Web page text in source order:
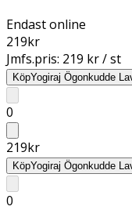
Endast online
219kr
Jmfs.pris: 219 kr / st
KöpYogiraj Ögonkudde
0
219kr
KöpYogiraj Ögonkudde
0